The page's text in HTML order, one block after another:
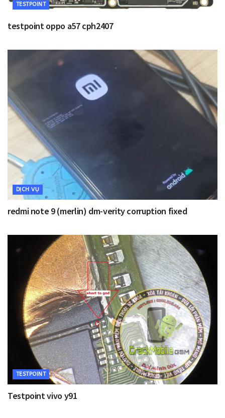
TESTPOINT
testpoint oppo a57 cph2407
DỊCH VỤ
redmi note 9 (merlin) dm-verity corruption fixed
TESTPOINT
Testpoint vivo y91